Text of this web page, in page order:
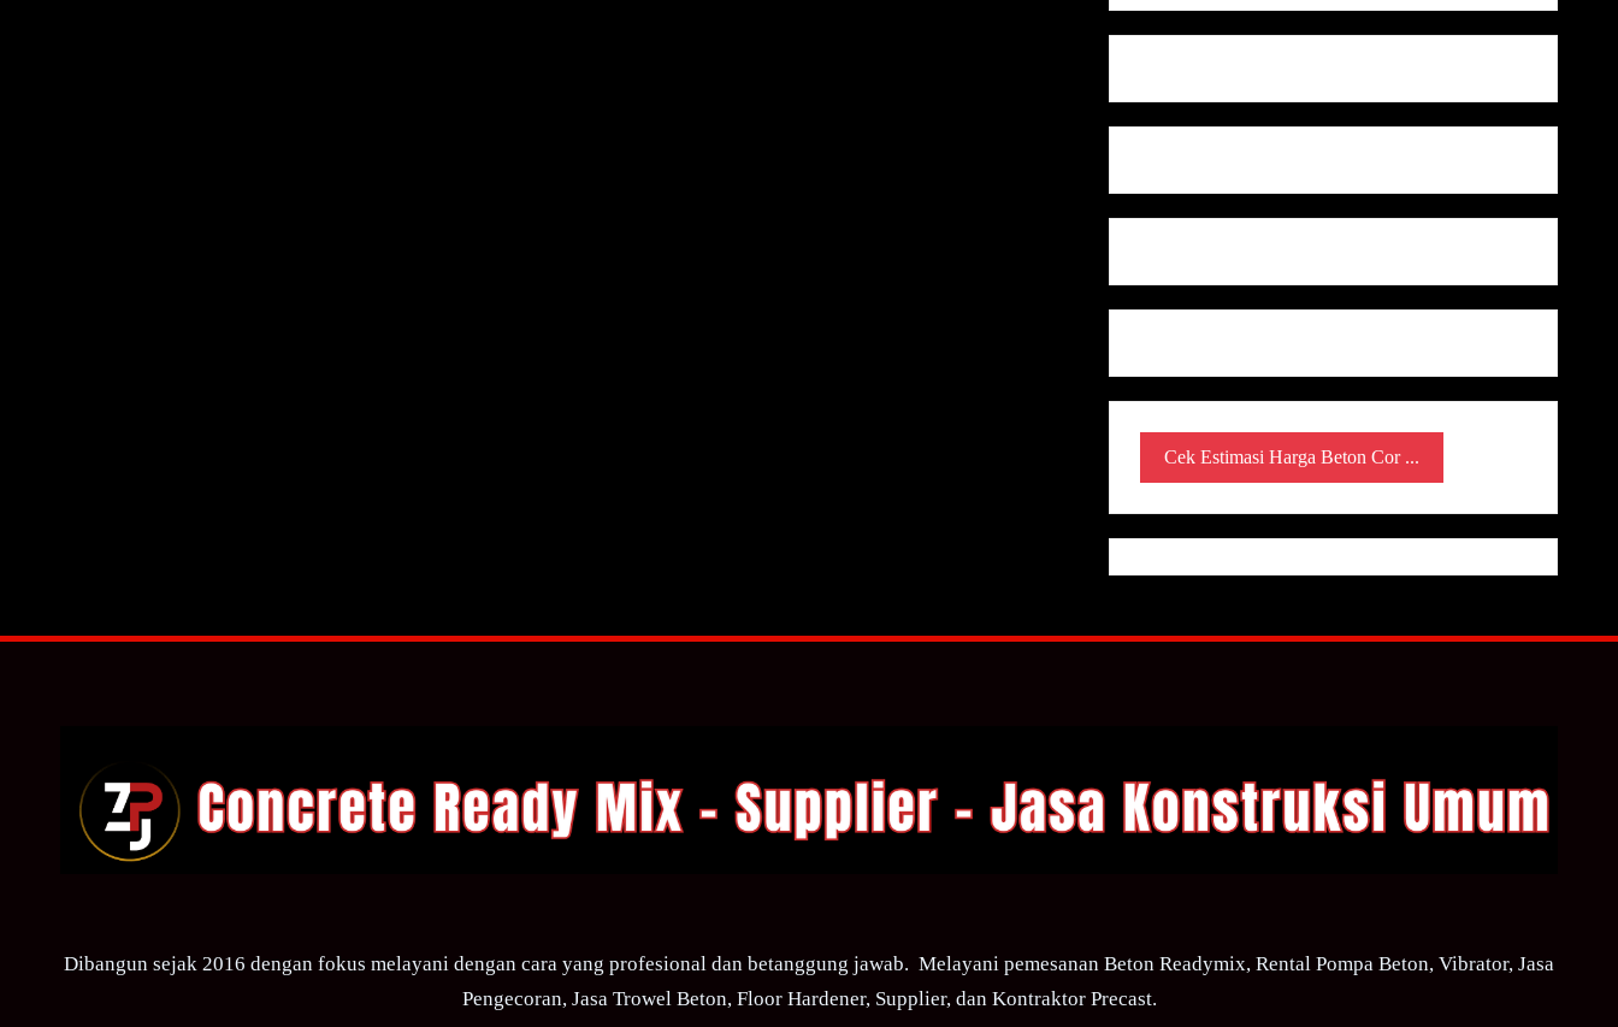
Cek Estimasi Harga Beton Cor ...
Dibangun sejak 2016 dengan fokus melayani dengan cara yang profesional dan betanggung jawab. Melayani pemesanan Beton Readymix, Rental Pompa Beton, Vibrator, Jasa
Pengecoran, Jasa Trowel Beton, Floor Hardener, Supplier, dan Kontraktor Precast.